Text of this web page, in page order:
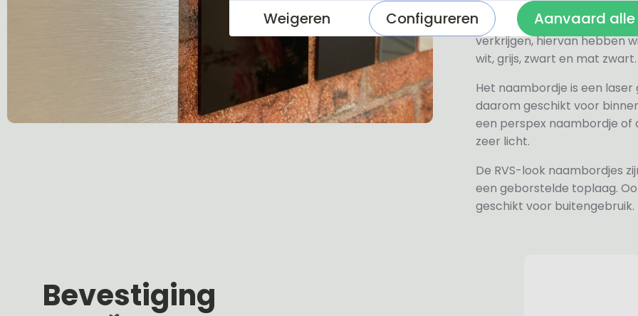
Het plexiglas is van nature
verkrijgen, hiervan hebben
wit, grijs, zwart en mat zwart.
Het naambordje is een
daarom geschikt voor
een perspex naambordje
zeer licht.
De RVS-look naambordjes
een geborstelde toplaag.
geschikt voor buitengebruik.
Bevestiging
Weigeren Configureren Aanvaard